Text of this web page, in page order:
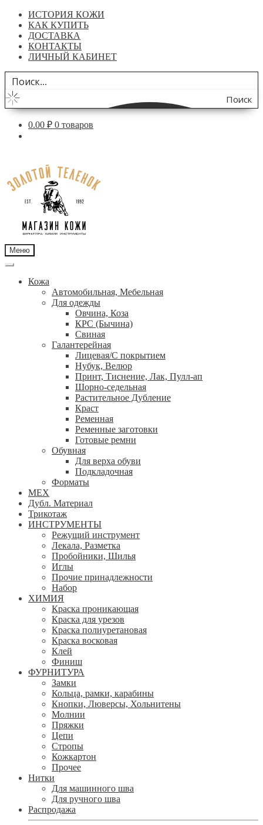
ИСТОРИЯ КОЖИ
КАК КУПИТЬ
ДОСТАВКА
КОНТАКТЫ
ЛИЧНЫЙ КАБИНЕТ
Поиск
по
0.00 ₽ 0 товаров
навигации
содержимому
Меню
Кожа
Автомобильная, Мебельная
Для одежды
Овчина, Коза
КРС (Бычина)
Свиная
Галантерейная
Лицевая/С покрытием
Нубук, Велюр
Принт, Тиснение, Лак, Пулл-ап
Шорно-седельная
Растительное Дубление
Краст
Ременная
Ременные заготовки
Готовые ремни
Обувная
Для верха обуви
Подкладочная
Форматы
МЕХ
Дубл. Материал
Трикотаж
ИНСТРУМЕНТЫ
Режущий инструмент
Лекала, Разметка
Пробойники, Шилья
Иглы
Прочие принадлежности
Набор
ХИМИЯ
Краска проникающая
Краска для урезов
Краска полиуретановая
Краска восковая
Клей
Финиш
ФУРНИТУРА
Замки
Кольца, рамки, карабины
Кнопки, Люверсы, Хольнитены
Молнии
Пряжки
Цепи
Стропы
Кожкартон
Прочее
Нитки
Для машинного шва
Для ручного шва
Распродажа